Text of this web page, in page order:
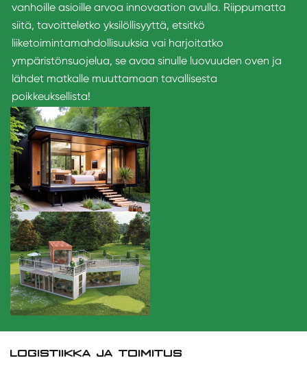
vanhoille asioille arvoa innovaation avulla. Riippumatta
siitä, tavoitteletko yksilöllisyyttä, etsitkö
liiketoimintamahdollisuuksia vai harjoitatko
ympäristönsuojelua, se avaa sinulle luovuuden oven ja
lähdet matkalle muuttamaan tavallisesta
poikkeuksellista!
LOGISTIIKKA JA TOIMITUS